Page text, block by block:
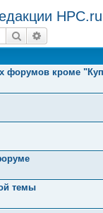
HPC.ru
Поиск
форумов кроме
темы